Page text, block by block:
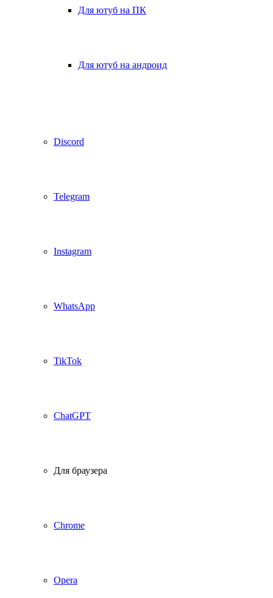
Для ютуб на ПК
Для ютуб на андроид
Discord
Telegram
Instagram
WhatsApp
TikTok
ChatGPT
Для браузера
Chrome
Opera